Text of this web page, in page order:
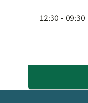
09:30 - 12:30